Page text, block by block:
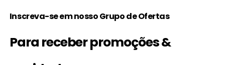
Inscreva-se em nosso Grupo de Ofertas
Para receber promoções &